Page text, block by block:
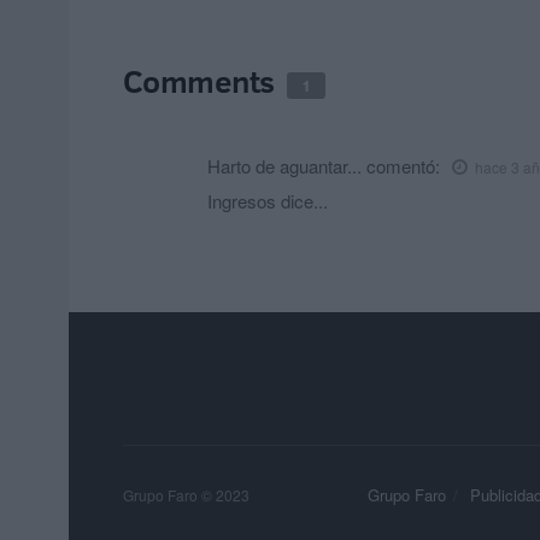
Comments 1
Harto de aguantar... comentó: hace 3
Ingresos dice...
Grupo Faro Publicidad
Grupo Faro © 2023